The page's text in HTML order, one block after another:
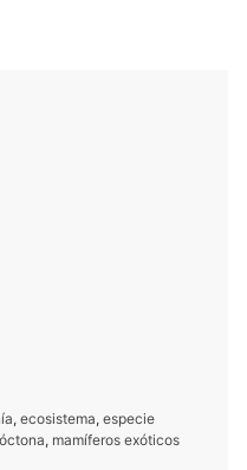
, ecosistema, especie
, mamíferos exóticos